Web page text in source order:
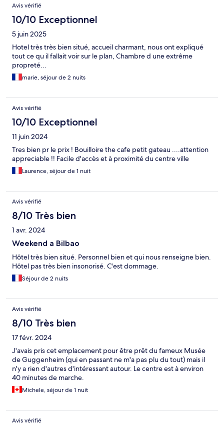
Avis vérifié
10/10 Exceptionnel
5 juin 2025
Hotel très très bien situé, accueil charmant, nous ont expliqué
tout ce qu il fallait voir sur le plan, Chambre d une extrême
propreté...
marie, séjour de 2 nuits
Avis vérifié
10/10 Exceptionnel
11 juin 2024
Tres bien pr le prix ! Bouilloire the cafe petit gateau ....attention
appreciable !! Facile d'accès et à proximité du centre ville
Laurence, séjour de 1 nuit
Avis vérifié
8/10 Très bien
1 avr. 2024
Weekend a Bilbao
Hôtel très bien situé. Personnel bien et qui nous renseigne bien.
Hôtel pas très bien insonorisé. C'est dommage.
Séjour de 2 nuits
Avis vérifié
8/10 Très bien
17 févr. 2024
J'avais pris cet emplacement pour être prêt du fameux Musée
de Guggenheim (qui en passant ne m'a pas plu du tout) mais il
n'y a rien d'autres d'intéressant autour. Le centre est à environ
40 minutes de marche.
Michele, séjour de 1 nuit
Avis vérifié